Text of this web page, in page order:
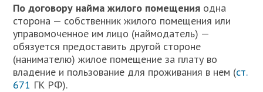
По договору найма жилого помещения одна
сторона — собственник жилого помещения или
управомоченное им лицо (наймодатель) —
обязуется предоставить другой стороне
(нанимателю) жилое помещение за плату во
владение и пользование для проживания в нем (ст.
671 ГК РФ).